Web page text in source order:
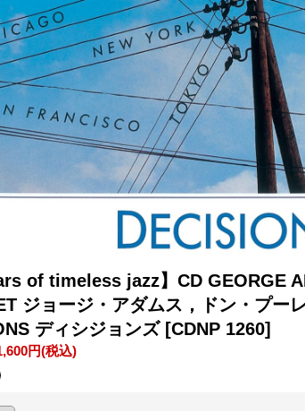
of timeless jazz】CD GEORGE
ジョージ・アダムス，ドン・プー
ディシジョンズ [CDNP 1260]
円(税込)